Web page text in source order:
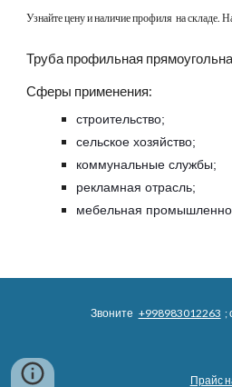
Узнайте цену и наличие профиля  на складе.
Труба профильная
Сферы применения:
строительство;
сельское хозяйство;
коммунальные службы;
рекламная отрасль;
мебельная
Звоните +998983012263 ;
Прайс